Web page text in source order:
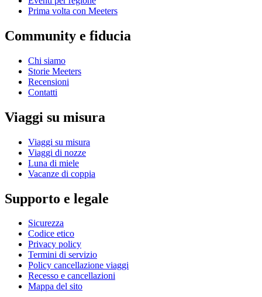
Prima volta con Meeters
Community e fiducia
Chi siamo
Storie Meeters
Recensioni
Contatti
Viaggi su misura
Viaggi su misura
Viaggi di nozze
Luna di miele
Vacanze di coppia
Supporto e legale
Sicurezza
Codice etico
Privacy policy
Termini di servizio
Policy cancellazione viaggi
Recesso e cancellazioni
Mappa del sito